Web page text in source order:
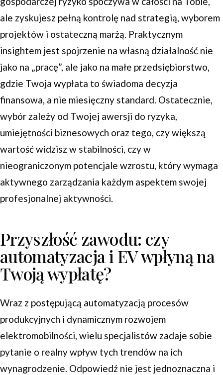
ale zyskujesz pełną kontrolę nad strategią, wyborem
projektów i ostateczną marżą. Praktycznym
insightem jest spojrzenie na własną działalność nie
jako na „pracę”, ale jako na małe przedsiębiorstwo,
gdzie Twoja wypłata to świadoma decyzja
finansowa, a nie miesięczny standard. Ostatecznie,
wybór zależy od Twojej awersji do ryzyka,
umiejętności biznesowych oraz tego, czy większą
wartość widzisz w stabilności, czy w
nieograniczonym potencjale wzrostu, który wymaga
aktywnego zarządzania każdym aspektem swojej
profesjonalnej aktywności.
Przyszłość zawodu: czy
automatyzacja i EV wpłyną na
Twoją wypłatę?
Wraz z postępującą automatyzacją procesów
produkcyjnych i dynamicznym rozwojem
elektromobilności, wielu specjalistów zadaje sobie
pytanie o realny wpływ tych trendów na ich
wynagrodzenie. Odpowiedź nie jest jednoznaczna i